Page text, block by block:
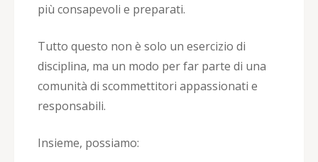
più consapevoli e preparati.
Tutto questo non è solo un esercizio di
disciplina, ma un modo per far parte di una
comunità di scommettitori appassionati e
responsabili.
Insieme, possiamo: